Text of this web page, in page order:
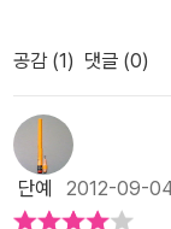
보면서 자기가 대
들. 죽어야 할 사람
에 버려져야 할 사람
아지트인 하천의 보
나는 파키에게 구타
하면서 파키들의 반
다 약한 위치에 있
까?그가 폭력에서
얼마나 힘든 일인지
기 때문에 누나가 연
인까지 가지 않으려
의 모습에서 길을 찾
받아야 된다는 생각
친 발걸음을 불러 들
온 도시를 헤매고 다
홀 앞이었다. 나는 맨
다...... 몸은 너무나
락했다. 나는 편안
껴야 할 집과 사랑
폭력의 그늘이 드러
지지 못했다. 그러
에 끼게 되어 함께
휘말리고, 소년이 그
의 형량에 훨씬 못
는 거야. 사람 속이
않았으니 그 보다는
으려고 시선을 피하
엄마의 얼굴을 보며
아빠보다 더 악한 존
는 폭력에 엄마는
벗어나고 싶지만 어
는 것 밖에는 할 수
간 다음 온가족의 아
르는 일이 되어버린
는 타고난 종의 기
공감 (1) 댓글 (0)
단예 2012-09-